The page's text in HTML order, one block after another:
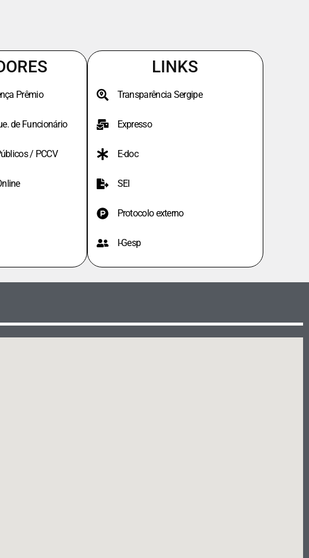
Prêmio
de Funcionário
/ PCCV
LINKS
Transparência Sergipe
Expresso
E-doc
SEI
Protocolo externo
I-Gesp